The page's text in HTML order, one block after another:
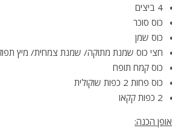
4 ביצים
כוס סוכר
כוס שמן
חצי כוס שמנת מתוקה/ שמנת צמחית/ מיץ
כוס קמח תופח
כוס פחות 2 כפות שוקולית
2 כפות קקאו
אופן הכנה: